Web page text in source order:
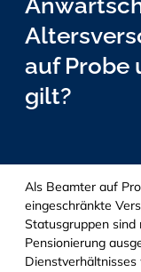
auf Probe
gilt?
Als Beamter auf
eingeschränkte
Statusgruppen sind
Pensionierung